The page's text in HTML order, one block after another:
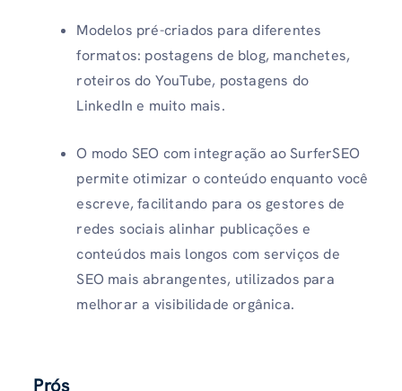
Modelos pré-criados para diferentes
formatos: postagens de blog, manchetes,
roteiros do YouTube, postagens do
LinkedIn e muito mais.
O modo SEO com integração ao SurferSEO
permite otimizar o conteúdo enquanto você
escreve, facilitando para os gestores de
redes sociais alinhar publicações e
conteúdos mais longos com serviços de
SEO mais abrangentes, utilizados para
melhorar a visibilidade orgânica.
Prós